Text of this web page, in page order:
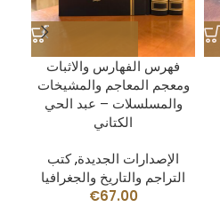
فهرس الفهارس والاثبات
ومعجم المعاجم والمشيخات
والمسلسلات – عبد الحي
الكتاني
الإصدارات الجديدة,كتب
التراجم والتاريخ والجغرافيا
€67.00